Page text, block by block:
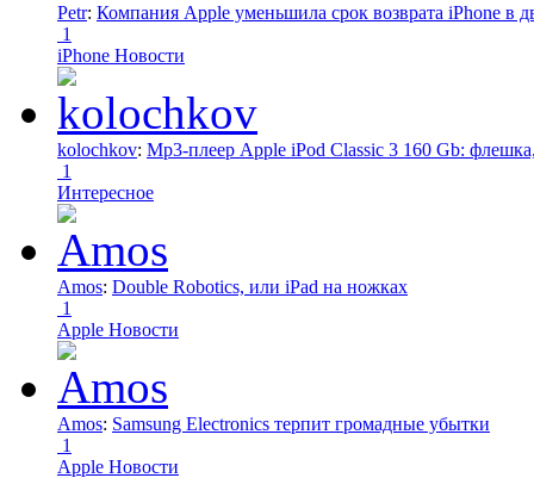
Petr: Компания Apple уменьшила срок возврата iPhone в
1
iPhone Новости
kolochkov: Mp3-плеер Apple iPod Classic 3 160 Gb:
1
Интересное
Amos: Double Robotics, или iPad на ножках
1
Apple Новости
Amos: Samsung Electronics терпит громадные убытки
1
Apple Новости